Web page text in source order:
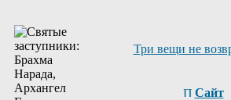
Три вещи не
Сайт